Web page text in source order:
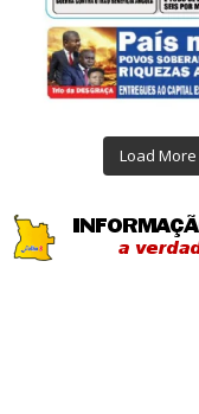
Load More